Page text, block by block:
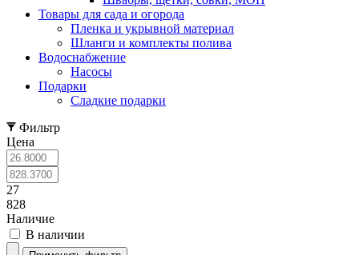
Товары для сада и огорода
Пленка и укрывной материал
Шланги и комплекты полива
Водоснабжение
Насосы
Подарки
Cладкие подарки
Фильтр
Цена
27
828
Наличие
В наличии